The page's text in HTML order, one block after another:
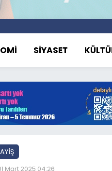
SİYASET
Mart 2025 04:26